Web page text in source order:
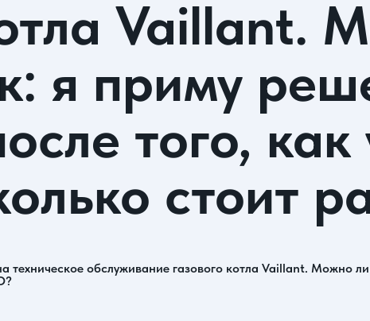
Vaillant.
я приму
того,
стоит
техническое обслуживание газового котла Vaillant. Можно